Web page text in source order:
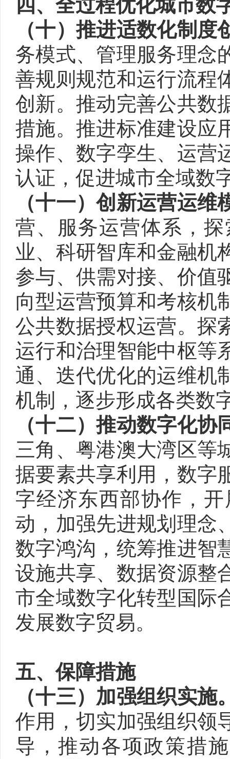
四、全过程优化城市数
（十）推进适数化制度
务模式、管理服务理念
善规则规范和运行流程
创新。推动完善公共数
措施。推进标准建设应
操作、数字孪生、运营
认证，促进城市全域数
（十一）创新运营运维
营、服务运营体系，
业、科研智库和金融机
参与、供需对接、价值
向型运营预算和考核机
公共数据授权运营。探
运行和治理智能中枢等
通、迭代优化的运维机
机制，逐步形成各类数
（十二）推动数字化协
三角、粤港澳大湾区等
据要素共享利用，数字
字经济东西部协作，
动，加强先进规划理念
数字鸿沟，统筹推进智
设施共享、数据资源整
市全域数字化转型国际
发展数字贸易。
五、保障措施
（十三）加强组织实施
作用，切实加强组织领
导，推动各项政策措